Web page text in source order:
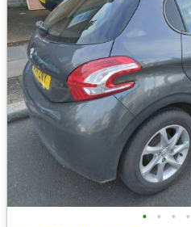
• • • •